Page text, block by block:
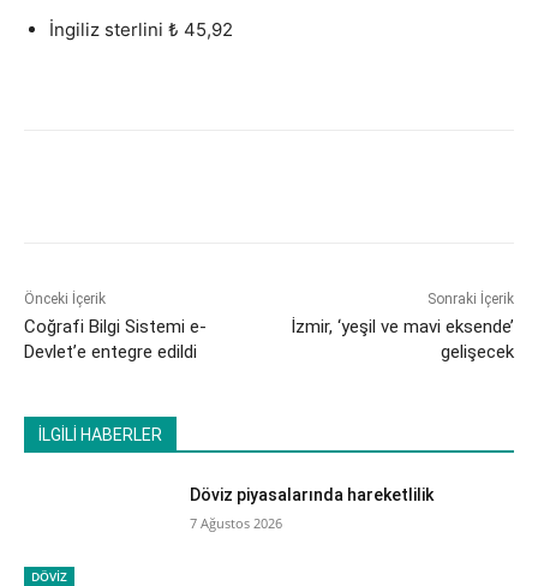
İngiliz sterlini ₺ 45,92
Önceki İçerik
Coğrafi Bilgi Sistemi e-
Devlet’e entegre edildi
Sonraki İçerik
İzmir, ‘yeşil ve mavi eksende’
gelişecek
İLGİLİ HABERLER
DÖVİZ
Döviz piyasalarında hareketlilik
7 Ağustos 2026